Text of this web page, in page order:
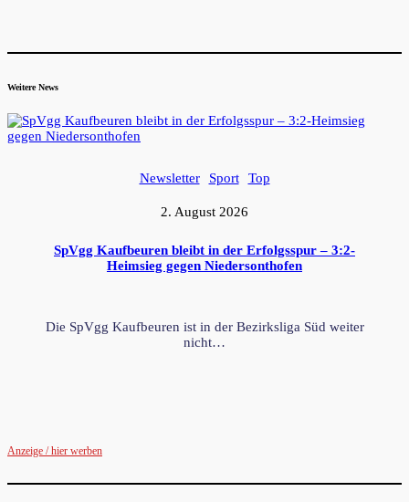
Weitere News
Newsletter Sport Top
2. August 2026
SpVgg Kaufbeuren bleibt in der Erfolgsspur – 3:2-
Heimsieg gegen Niedersonthofen
Die SpVgg Kaufbeuren ist in der Bezirksliga Süd weiter
nicht…
Anzeige / hier werben